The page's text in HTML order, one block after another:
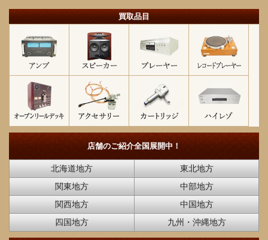
買取品目
店舗のご紹介全国展開中！
北海道地方
東北地方
関東地方
中部地方
関西地方
中国地方
四国地方
九州・沖縄地方